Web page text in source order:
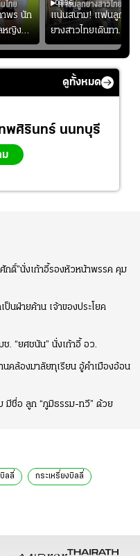
พร นัก
หญิงทีม
ใช้ 2
รับจู
00:36
แน่นสนาม! แฟนลูก
ยางสาวไทยเดินทาง
เข้ามาเชียร์สาวไทย
อย่างคึกคัก เพื่อให้
กำลังใจ ก่อนที่สาว
ดูทั้งหมด
พศิรินทร์ นนทบุรี
ม
กดิ์”นั่งเก้าอี้รองหัวหน้าพรรค คุม
นฝ่ายค้าน เจ้าของประโยค
. “ยศชนัน” นั่งเก้าอี้ อว.
คล้องมาลัยทุเรียน อู้คำเมืองอ้อน
มีชื่อ ลูก “ภูมิธรรม-ทวี” ด้วย
ลลี่ กระเหรี่ยงบิลลี่